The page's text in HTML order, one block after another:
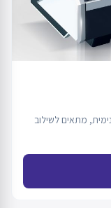
מתאים לשילוב